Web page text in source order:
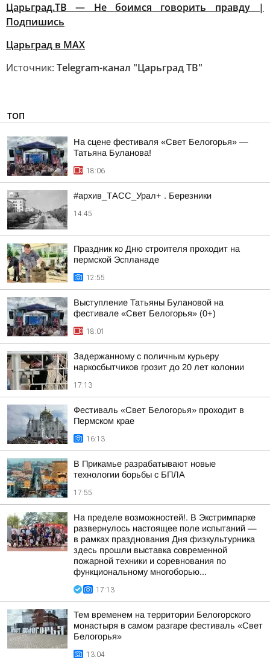
Царьград.ТВ — Не боимся говорить правду |
Подпишись
Царьград в МАХ
Источник: Telegram-канал "Царьград ТВ"
ТОП
На сцене фестиваля «Свет Белогорья» —
Татьяна Буланова!
18:06
#архив_ТАСС_Урал+ . Березники
14:45
Праздник ко Дню строителя проходит на
пермской Эспланаде
12:55
Выступление Татьяны Булановой на
фестивале «Свет Белогорья» (0+)
18:01
Задержанному с поличным курьеру
наркосбытчиков грозит до 20 лет колонии
17:13
Фестиваль «Свет Белогорья» проходит в
Пермском крае
16:13
В Прикамье разрабатывают новые
технологии борьбы с БПЛА
17:55
На пределе возможностей!. В Экстримпарке
развернулось настоящее поле испытаний —
в рамках празднования Дня физкультурника
здесь прошли выставка современной
пожарной техники и соревнования по
функциональному многоборью...
17:13
Тем временем на территории Белогорского
монастыря в самом разгаре фестиваль «Свет
Белогорья»
13:04